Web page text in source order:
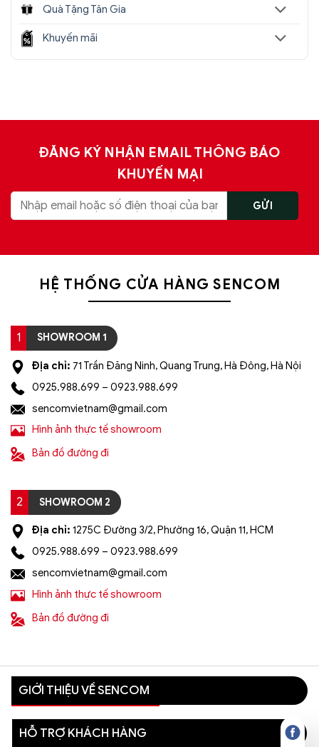
Quà Tặng Tân Gia
Khuyến mãi
ĐĂNG KÝ NHẬN EMAIL THÔNG BÁO
KHUYẾN MẠI
HỆ THỐNG CỬA HÀNG SENCOM
1 SHOWROOM 1
Địa chỉ: 71 Trần Đăng Ninh, Quang Trung, Hà Đông, Hà Nội
0925.988.699 – 0923.988.699
sencomvietnam@gmail.com
Hình ảnh thực tế showroom
Bản đồ đường đi
2 SHOWROOM 2
Địa chỉ: 1275C Đường 3/2, Phường 16, Quận 11, HCM
0925.988.699 – 0923.988.699
sencomvietnam@gmail.com
Hình ảnh thực tế showroom
Bản đồ đường đi
GIỚI THIỆU VỀ SENCOM
HỖ TRỢ KHÁCH HÀNG